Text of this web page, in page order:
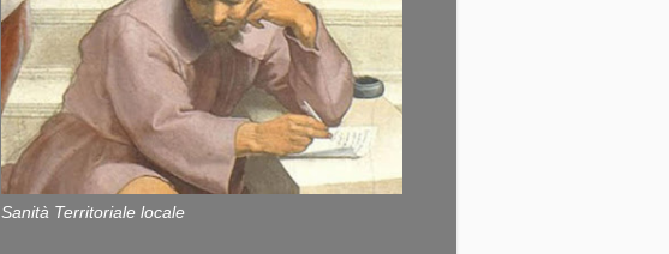
Sanità Territoriale locale